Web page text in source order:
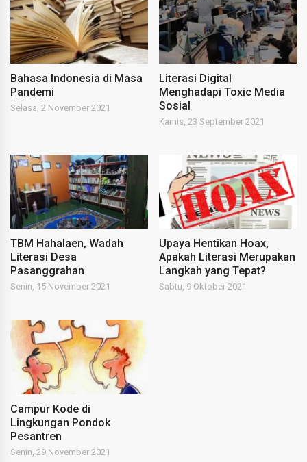
Bahasa Indonesia di Masa
Pandemi
Selasa, 2 November 2021
Literasi Digital
Menghadapi Toxic Media
Sosial
Kamis, 23 September 2021
TBM Hahalaen, Wadah
Literasi Desa
Pasanggrahan
Senin, 15 November 2021
Upaya Hentikan Hoax,
Apakah Literasi Merupakan
Langkah yang Tepat?
Sabtu, 9 Oktober 2021
Campur Kode di
Lingkungan Pondok
Pesantren
Senin, 29 November 2021